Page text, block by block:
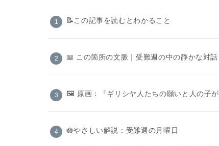
📝この記事を読むとわかること
📖 この箇所の文脈｜受難週の中の静かな対話
🖼️ 原画：『ギリシヤ人たちの願いと人の子が
🪷やさしい解説：受難週の月曜日